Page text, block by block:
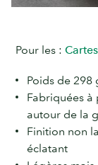
Pour les :
Poids de 298
Fabriquées
autour de la
Finition non
éclatant